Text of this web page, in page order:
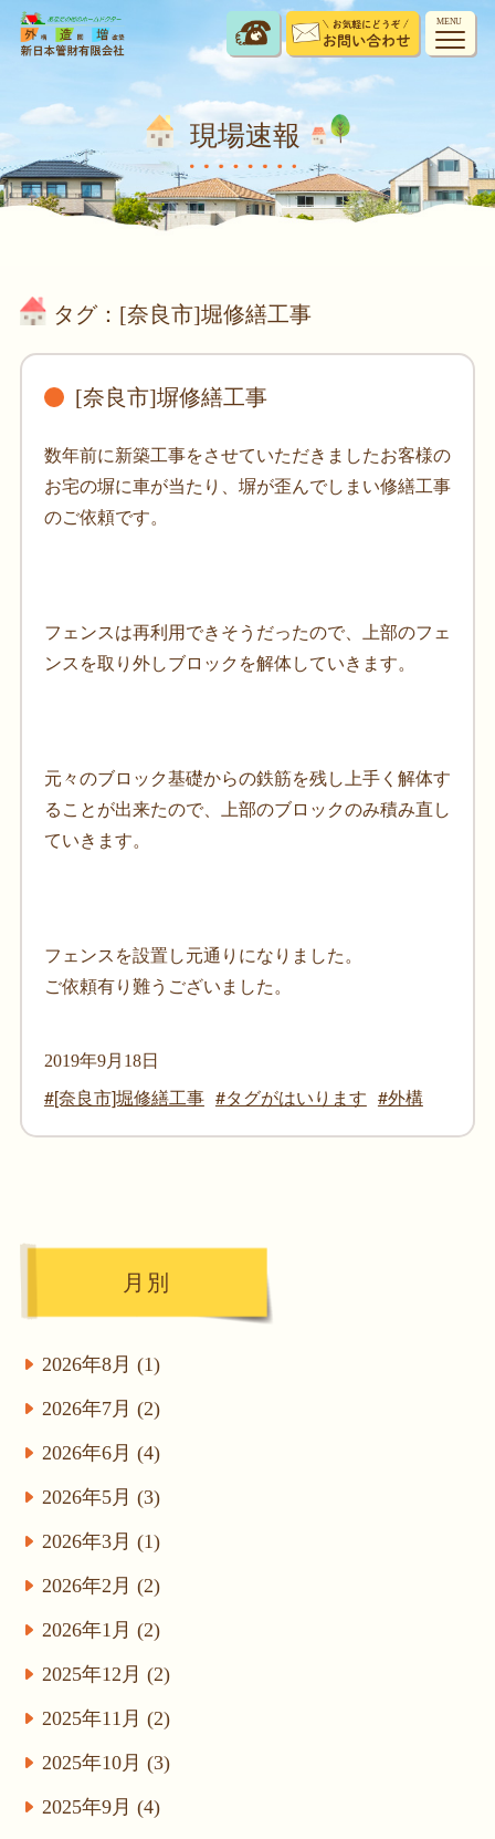
MENU
現場速報
タグ：[奈良市]堀修繕工事
[奈良市]塀修繕工事
数年前に新築工事をさせていただきましたお客様の
お宅の塀に車が当たり、塀が歪んでしまい修繕工事
のご依頼です。
フェンスは再利用できそうだったので、上部のフェ
ンスを取り外しブロックを解体していきます。
元々のブロック基礎からの鉄筋を残し上手く解体す
ることが出来たので、上部のブロックのみ積み直し
ていきます。
フェンスを設置し元通りになりました。
ご依頼有り難うございました。
2019年9月18日
[奈良市]堀修繕工事 タグがはいります 外構
月別
2026年8月 (1)
2026年7月 (2)
2026年6月 (4)
2026年5月 (3)
2026年3月 (1)
2026年2月 (2)
2026年1月 (2)
2025年12月 (2)
2025年11月 (2)
2025年10月 (3)
2025年9月 (4)